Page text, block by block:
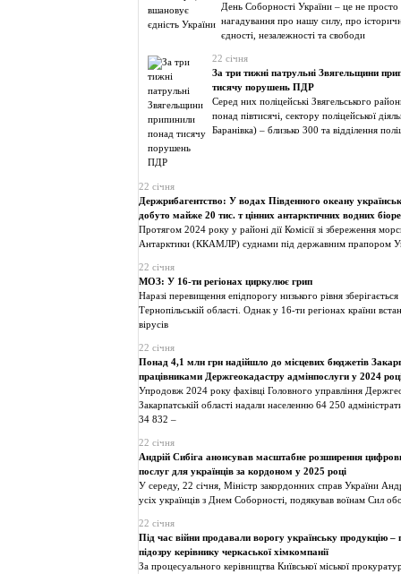
День Соборності України – це не просто
нагадування про нашу силу, про
єдності, незалежності та свободи
22 січня
За три тижні патрульні Звягельщини
тисячу порушень ПДР
Серед них поліцейські Звягельського
понад півтисячі, сектору поліцейської
Баранівка) – близько 300 та відділення
22 січня
Держрибагентство: У водах Південного океану
добуто майже 20 тис. т цінних антарктичних водних
Протягом 2024 року у районі дії Комісії зі збереження
Антарктики (ККАМЛР) суднами під державним прапором
22 січня
МОЗ: У 16-ти регіонах циркулює грип
Наразі перевищення епідпорогу низького рівня
Тернопільській області. Однак у 16-ти регіонах країни
вірусів
22 січня
Понад 4,1 млн грн надійшло до місцевих бюджетів
працівниками Держгеокадастру адмінпослуги у 2024
Упродовж 2024 року фахівці Головного управління
Закарпатській області надали населенню 64 250
34 832 –
22 січня
Андрій Сибіга анонсував масштабне розширення
послуг для українців за кордоном у 2025 році
У середу, 22 січня, Міністр закордонних справ України
усіх українців з Днем Соборності, подякував воїнам Сил
22 січня
Під час війни продавали ворогу українську продукцію –
підозру керівнику черкаської хімкомпанії
За процесуального керівництва Київської міської